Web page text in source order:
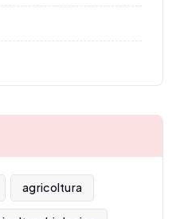
agricoltura